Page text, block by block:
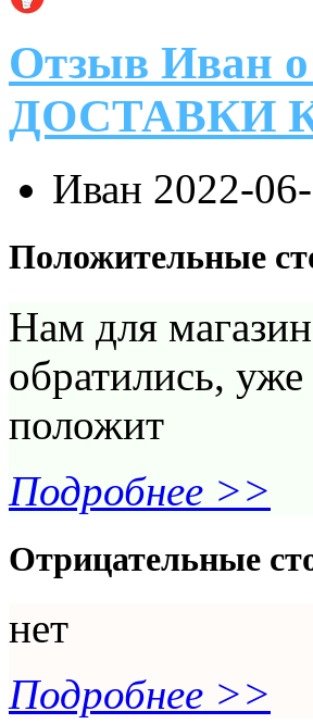
Отзыв Иван
ДОСТАВКИ
Иван 2022-
Положительные
Нам для
обратились,
положит
Подробнее >>
Отрицательные
нет
Подробнее >>